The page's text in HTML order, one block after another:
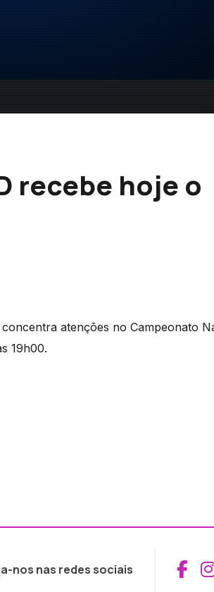
recebe hoje o
atenções no Campeonato
19h00.
nos nas redes sociais